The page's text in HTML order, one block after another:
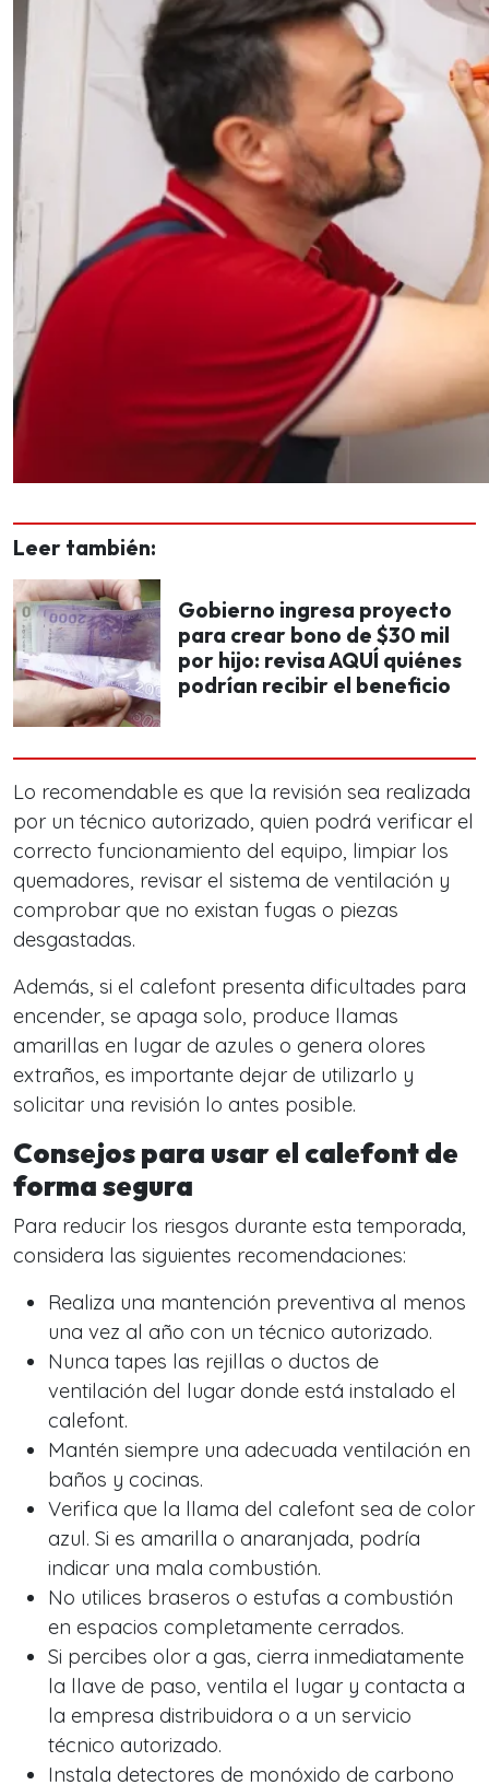
Leer también:
Gobierno ingresa proyecto
para crear bono de $30 mil
por hijo: revisa AQUÍ quiénes
podrían recibir el beneficio
Lo recomendable es que la revisión sea realizada
por un técnico autorizado, quien podrá verificar el
correcto funcionamiento del equipo, limpiar los
quemadores, revisar el sistema de ventilación y
comprobar que no existan fugas o piezas
desgastadas.
Además, si el calefont presenta dificultades para
encender, se apaga solo, produce llamas
amarillas en lugar de azules o genera olores
extraños, es importante dejar de utilizarlo y
solicitar una revisión lo antes posible.
Consejos para usar el calefont de
forma segura
Para reducir los riesgos durante esta temporada,
considera las siguientes recomendaciones:
Realiza una mantención preventiva al menos
una vez al año con un técnico autorizado.
Nunca tapes las rejillas o ductos de
ventilación del lugar donde está instalado el
calefont.
Mantén siempre una adecuada ventilación en
baños y cocinas.
Verifica que la llama del calefont sea de color
azul. Si es amarilla o anaranjada, podría
indicar una mala combustión.
No utilices braseros o estufas a combustión
en espacios completamente cerrados.
Si percibes olor a gas, cierra inmediatamente
la llave de paso, ventila el lugar y contacta a
la empresa distribuidora o a un servicio
técnico autorizado.
Instala detectores de monóxido de carbono